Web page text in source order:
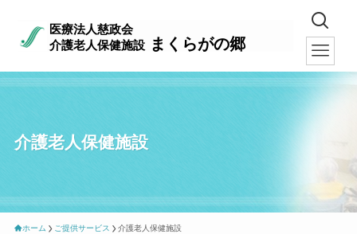
医療法人慈政会
介護老人保健施設 まくらがの郷
介護老人保健施設
ホーム ご提供サービス 介護老人保健施設